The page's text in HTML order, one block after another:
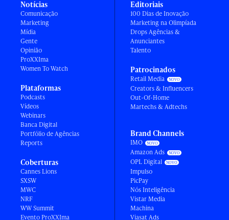
Notícias
Comunicação
Marketing
Mídia
Gente
Opinião
ProXXIma
Women To Watch
Plataformas
Podcasts
Vídeos
Webinars
Banca Digital
Portfólio de Agências
Reports
Coberturas
Cannes Lions
SXSW
MWC
NRF
WW Summit
Evento ProXXIma
Editoriais
100 Dias de Inovação
Marketing na Olimpíada
Drops Agências &
Anunciantes
Talento
Patrocinados
Retail Media
Creators & Influencers
Out-Of-Home
Martechs & Adtechs
Brand Channels
IMO
Amazon Ads
OPL Digital
Impulso
PicPay
Nós Inteligência
Vistar Media
Machina
Viasat Ads